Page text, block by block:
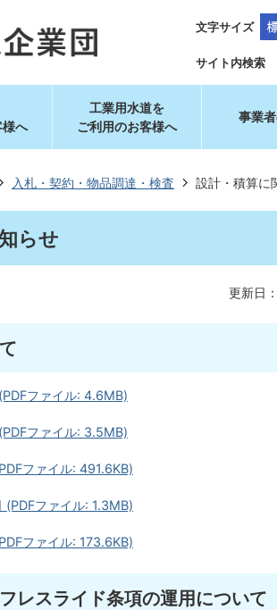
文字サイズ
サイト内検索
様へ
工業用水道を
ご利用のお客様へ
事業
入札・契約・物品調達・検査 設計・積算に
らせ
更新日
ファイル: 4.6MB)
ファイル: 3.5MB)
ファイル: 491.6KB)
ファイル: 1.3MB)
ファイル: 173.6KB)
レスライド条項の運用について